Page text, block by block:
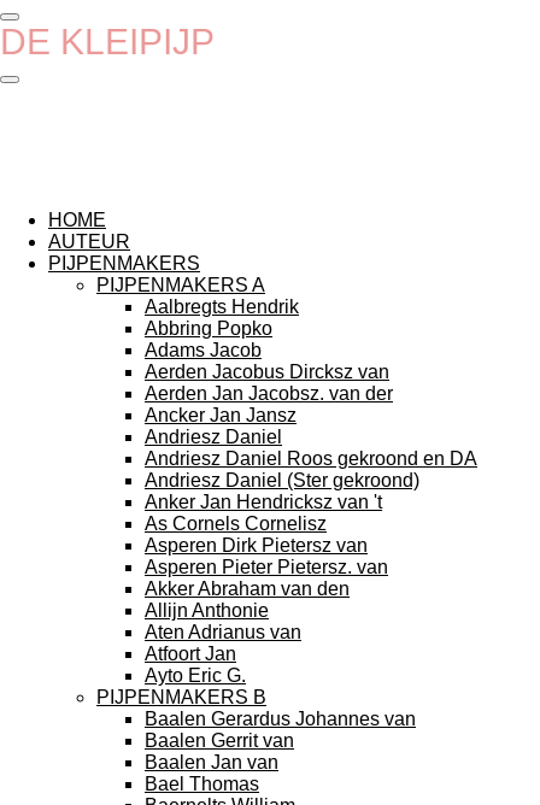
Ga
direct
de
DE KLEIPIJP
HOME
AUTEUR
PIJPENMAKERS
PIJPENMAKERS A
Aalbregts Hendrik
Abbring Popko
Adams Jacob
Aerden Jacobus Dircksz van
Aerden Jan Jacobsz. van der
Ancker Jan Jansz
Andriesz Daniel
Andriesz Daniel Roos gekroond en DA
Andriesz Daniel (Ster gekroond)
Anker Jan Hendricksz van 't
As Cornels Cornelisz
Asperen Dirk Pietersz van
Asperen Pieter Pietersz. van
Akker Abraham van den
Allijn Anthonie
Aten Adrianus van
Atfoort Jan
Ayto Eric G.
PIJPENMAKERS B
Baalen Gerardus Johannes van
Baalen Gerrit van
Baalen Jan van
Bael Thomas